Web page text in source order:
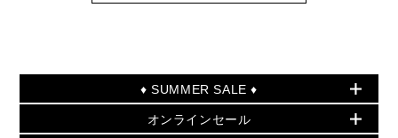
♦ SUMMER SALE ♦
セールおすすめアイテム
オンラインセール